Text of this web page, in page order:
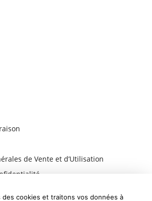
de Vente et d’Utilisation
des cookies et traitons vos données à